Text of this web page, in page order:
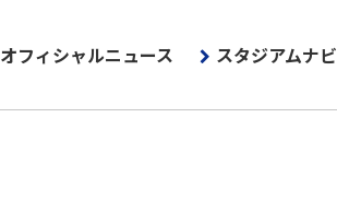
オフィシャルニュース スタジアムナビ